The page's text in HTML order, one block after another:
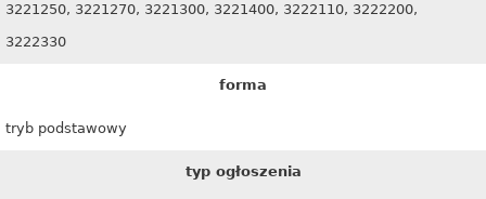
3221250, 3221270, 3221300, 3221400, 3222110, 3222200,
3222330
forma
tryb podstawowy
typ ogłoszenia